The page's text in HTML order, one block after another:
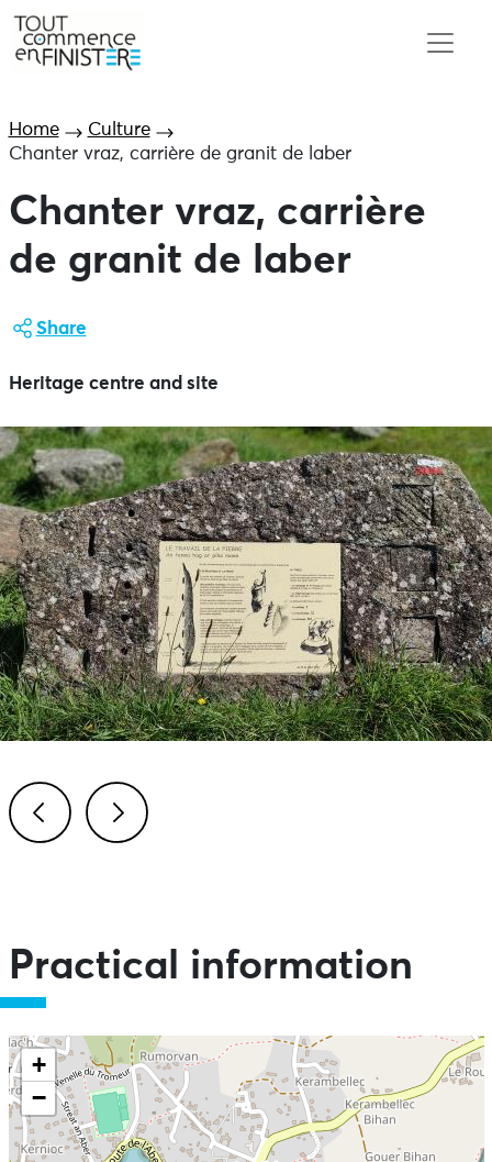
Home
Culture
Chanter vraz, carrière de granit de laber
Chanter vraz, carrière
de granit de laber
Share
Heritage centre and site
Practical information
+
−